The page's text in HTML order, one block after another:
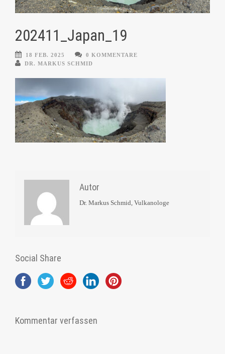
202411_Japan_19
18 FEB. 2025
0 KOMMENTARE
DR. MARKUS SCHMID
Autor
Dr. Markus Schmid, Vulkanologe
Social Share
Kommentar verfassen